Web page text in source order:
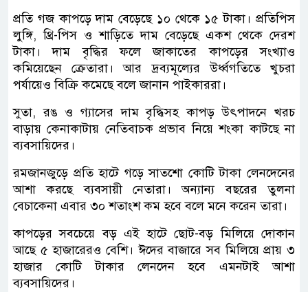
প্রতি গজ কাপড়ে দাম বেড়েছে ১০ থেকে ১৫ টাকা। প্রতিপিস
লুঙ্গি, থ্রি-পিস ও শাড়িতে দাম বেড়েছে একশ থেকে দেরশ
টাকা। দাম বৃদ্ধির ফলে জাকাতের কাপড়ের সংখ্যাও
কমিয়েছেন ক্রেতারা। আর দ্রব্যমূল্যের উর্ধ্বগতিতে খুচরা
পর্যায়েও বিক্রি কমেছে বলে জানান পাইকাররা।
সুতা, রঙ ও গ্যাসের দাম বৃদ্ধিসহ কাপড় উৎপাদনে খরচ
বাড়ায় কেনাকাটায় নেতিবাচক প্রভাব নিয়ে শংকা কাটছে না
ব্যবসায়িদের।
রমজানজুড়ে প্রতি হাটে গড়ে সাতশো কোটি টাকা লেনদেনের
আশা করছে ব্যবসায়ী নেতারা। অন্যান্য বছরের তুলনা
বেচাকেনা এবার ৩০ শতাংশ কম হবে বলে মনে করেন তারা।
কাপড়ের সবচেয়ে বড় এই হাটে ছোট-বড় মিলিয়ে দোকান
আছে ৫ হাজারেরও বেশি। ঈদের বাজারে সব মিলিয়ে প্রায় ৩
হাজার কোটি টাকার লেনদেন হবে এমনটাই আশা
ব্যবসায়িদের।